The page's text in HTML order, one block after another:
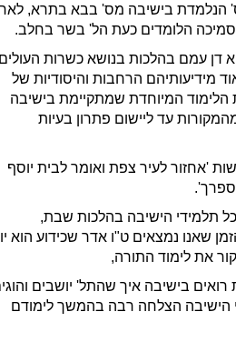
הנלמדת בישיבה מס' בבא בתרא,
הלומדים כעת הל' בשר בחלב.
דן עמם בהלכות בנושא כשרות העולים
מידיעותיהם הרחבות והיסודיות של
הלימוד המיוחדת שמתקיימת בישיבה
עד ליישום פתרון בעיות
'אחזור לעיר צפת ואומר לבית יוסף
ספרך'.
תלמידי הישיבה בהלכות שבת,
שאנו נמצאים ט"ו אדר שכידוע הוא
את לימוד התורה,
בישיבה איך שהתל' יושבים
הישיבה הצלחה רבה בהמשך לימודם